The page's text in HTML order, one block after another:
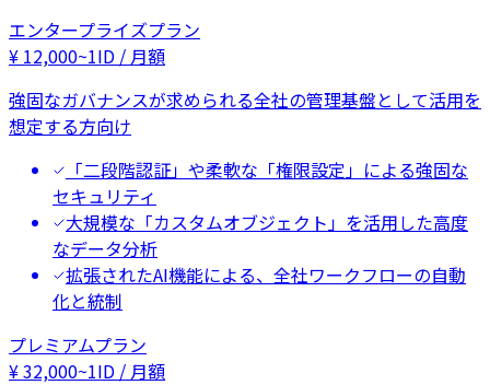
エンタープライズプラン
¥ 12,000~1ID / 月額
強固なガバナンスが求められる全社の管理基盤として活用を
想定する方向け
「二段階認証」や柔軟な「権限設定」による強固な
セキュリティ
大規模な「カスタムオブジェクト」を活用した高度
なデータ分析
拡張されたAI機能による、全社ワークフローの自動
化と統制
プレミアムプラン
¥32,000~1ID / 月額